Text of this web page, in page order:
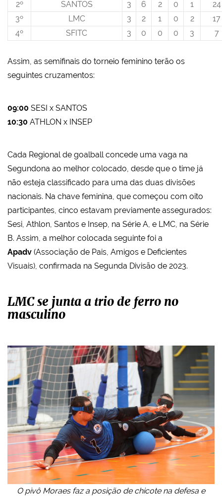
2º
SANTOS 3 6 2 0 1
24
3º
LMC 3 2 1 0 2
17
4º
SFITC 3 0 0 0 3 7
Assim, as semifinais do torneio feminino terão os
seguintes cruzamentos:
09:00 SESI x SANTOS
10:30 ATHLON x INSEP
Cada Regional de goalball concede uma vaga na
Segundona ao melhor colocado, desde que o time já
não esteja classificado para uma das duas divisões
nacionais. Na chave feminina, que começou com oito
participantes, cinco estavam previamente assegurados:
Sesi, Athlon, Santos e Insep, na Série A, e LMC, na Série
B. Assim, a melhor colocada seguinte foi a
Apadv (Associação de Pais, Amigos e Deficientes
Visuais), confirmada na Segunda Divisão de 2023.
LMC se junta a trio de ferro no
masculino
O pivô Moraes faz a posição de chicote na defesa e